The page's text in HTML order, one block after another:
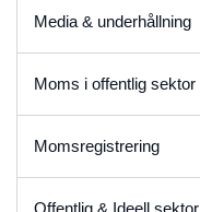
Media & underhållning
Moms i offentlig sektor
Momsregistrering
Offentlig & Ideell sektor